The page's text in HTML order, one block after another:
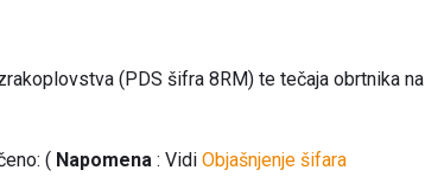
(PDS šifra 8RM) te tečaja obrtnika na
( Napomena : Vidi Objašnjenje šifara